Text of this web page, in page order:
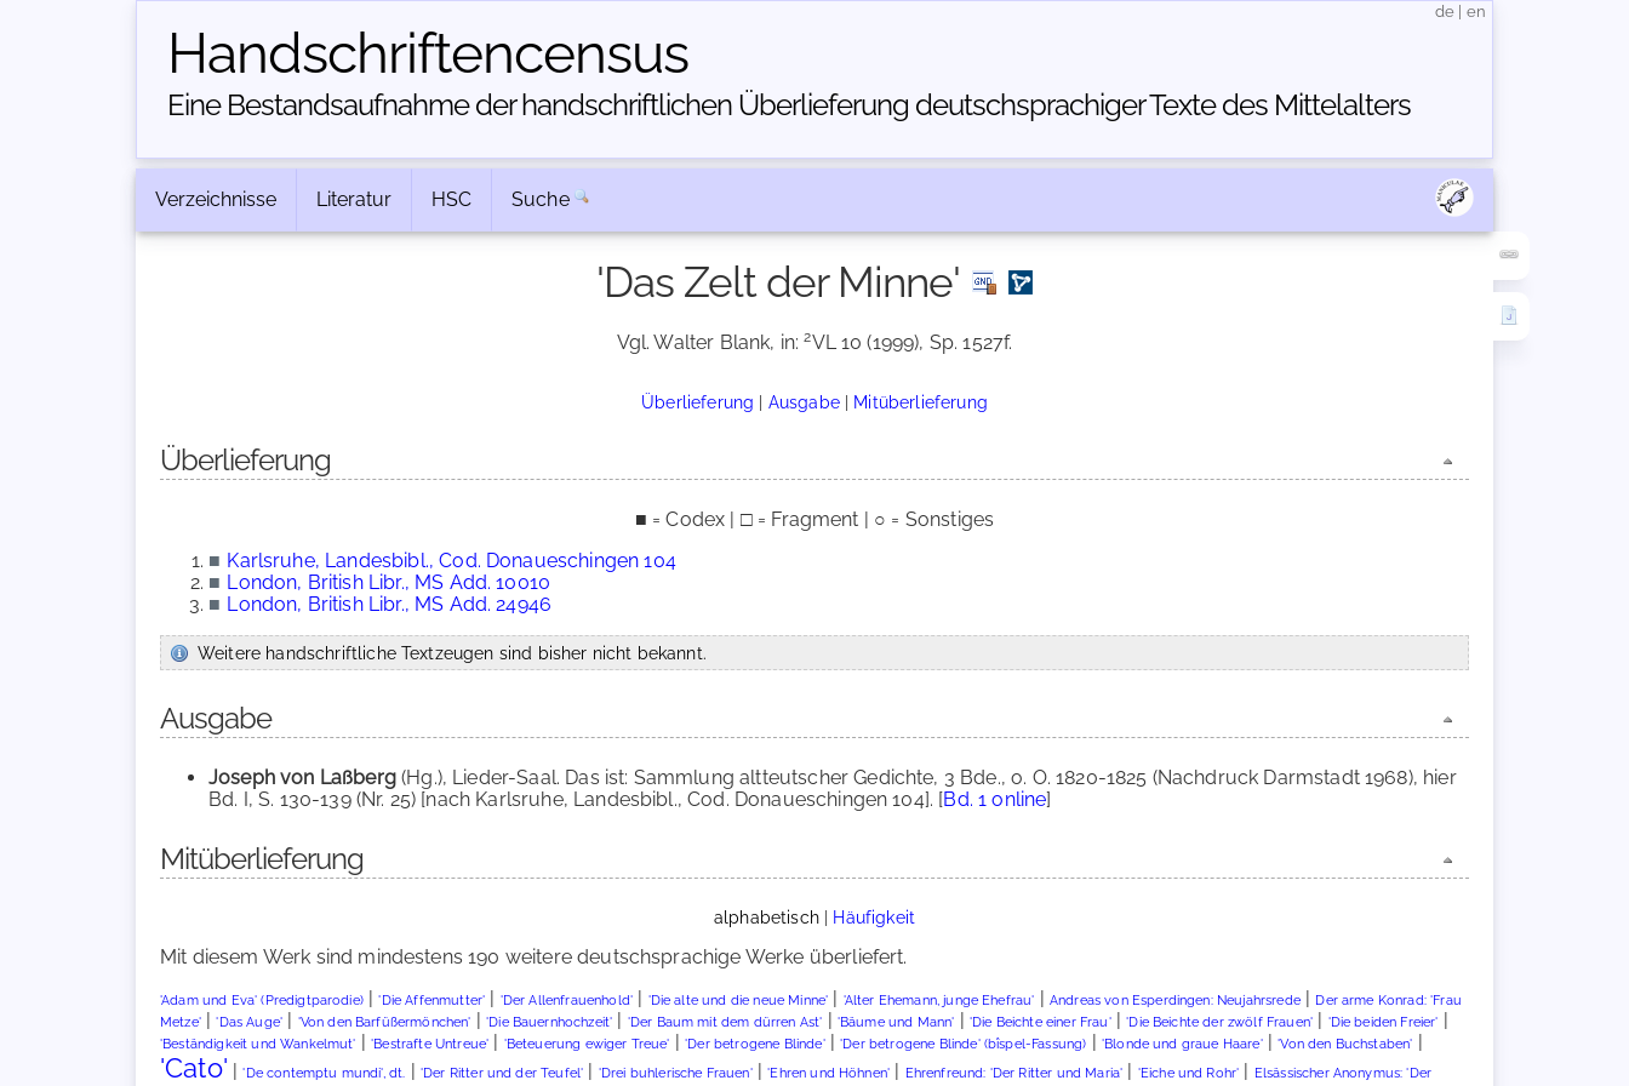
Handschriften­census
Eine Bestandsaufnahme der handschriftlichen Über­lieferung deutschsprachiger Texte des Mittelalters
de en
Verzeichnisse Literatur HSC Suche
'Das Zelt der Minne'
Vgl. Walter Blank, in:2VL 10 (1999), Sp. 1527f.
Überlieferung | Ausgabe| Mitüberlieferung
Überlieferung
■ = Codex | □ = Fragment | ○ = Sonstiges
■ Karlsruhe, Landesbibl., Cod. Donaueschingen 104
■ London, British Libr., MS Add. 10010
■ London, British Libr., MS Add. 24946
Weitere handschriftliche Textzeugen sind bisher nicht bekannt.
Ausgabe
Joseph von Laßberg(Hg.), Lieder-Saal. Das ist: Sammlung altteutscher Gedichte, 3 Bde., o. O. 1820-1825 (Nachdruck Darmstadt 1968), hier
Bd. I, S. 130-139 (Nr. 25) [nach Karlsruhe, Landesbibl., Cod. Donaueschingen 104]. [Bd. 1 online]
Mitüberlieferung
alphabetisch| Häufigkeit
Mit diesem Werk sind mindestens 190 weitere deutschsprachige Werke überliefert.
'Adam und Eva' (Predigtparodie)|'Die Affenmutter' | 'Der Allenfrauenhold' | 'Die alte und die neue Minne' | 'Alter Ehemann, junge Ehefrau' | Andreas von Esperdingen: Neujahrsrede| Der arme Konrad: 'Frau
Metze'|'Das Auge' | 'Von den Barfüßermönchen' |'Die Bauernhochzeit' | 'Der Baum mit dem dürren Ast' | 'Bäume und Mann' | 'Die Beichte einer Frau'|'Die Beichte der zwölf Frauen' | 'Die beiden Freier' |
'Beständigkeit und Wankelmut' |'Bestrafte Untreue' | 'Beteuerung ewiger Treue' |'Der betrogene Blinde'|'Der betrogene Blinde' (bîspel-Fassung) | 'Blonde und graue Haare'|'Von den Buchstaben' |
'Cato' |'De contemptu mundi', dt. | 'Der Ritter und der Teufel' | 'Drei buhlerische Frauen'|'Ehren und Höhnen' | Ehrenfreund: 'Der Ritter und Maria' | 'Eiche und Rohr' | Elsässischer Anonymus: 'Der